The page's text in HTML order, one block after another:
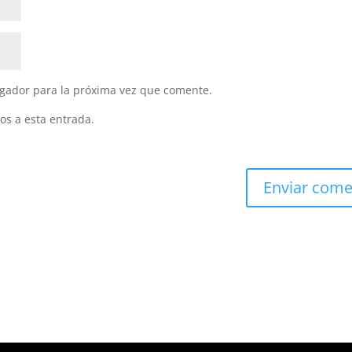
para la próxima vez que comente.
a esta entrada.